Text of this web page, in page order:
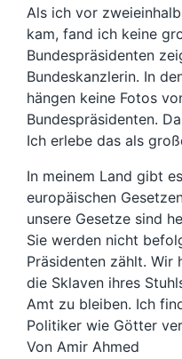
Als ich vor
kam, fand ich keine
Bundespräsidenten
Bundeskanzlerin. In
hängen keine Fo­tos
Bundes­präsidenten.
Ich erlebe das als
In meinem Land gibt
europäischen
unsere Gesetze sind
Sie werden nicht
Präsidenten zählt. Wir
die Sklaven ihres
Amt zu bleiben. Ich
Politiker wie Götter
Von Amir Ahmed